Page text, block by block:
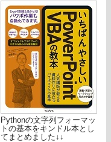
Pythonの文字列フォーマッ
トの基本をキンドル本とし
てまとめました↓↓